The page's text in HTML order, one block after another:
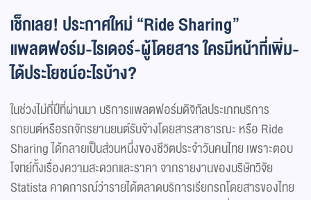
เช็กเลย! ประกาศใหม่ “Ride Sharing”
แพลตฟอร์ม-ไรเดอร์-ผู้โดยสาร ใครมีหน้าที่เพิ่ม-
ได้ประโยชน์อะไรบ้าง?
ในช่วงไม่กี่ปีที่ผ่านมา บริการแพลตฟอร์มดิจิทัลประเภทบริการ
รถยนต์หรือรถจักรยานยนต์รับจ้างโดยสารสาธารณะ หรือ Ride
Sharing ได้กลายเป็นส่วนหนึ่งของชีวิตประจำวันคนไทย เพราะตอบ
โจทย์ทั้งเรื่องความสะดวกและราคา จากรายงานของบริษัทวิจัย
Statista คาดการณ์ว่ารายได้ตลาดบริการเรียกรถโดยสารของไทย